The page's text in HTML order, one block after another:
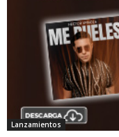
Lanzamientos